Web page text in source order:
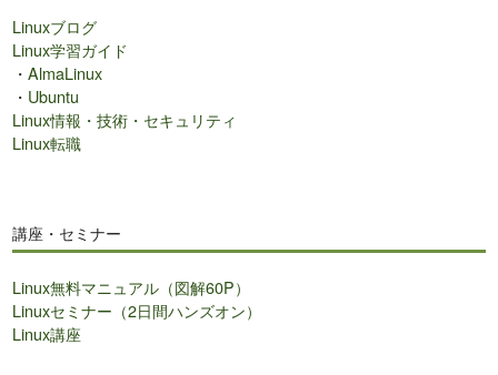
Linuxブログ
Linux学習ガイド
・AlmaLinux
・ Ubuntu
Linux情報・技術・セキュリティ
Linux転職
講座・セミナー
Linux無料マニュアル（図解60P）
Linuxセミナー（2日間ハンズオン）
Linux講座